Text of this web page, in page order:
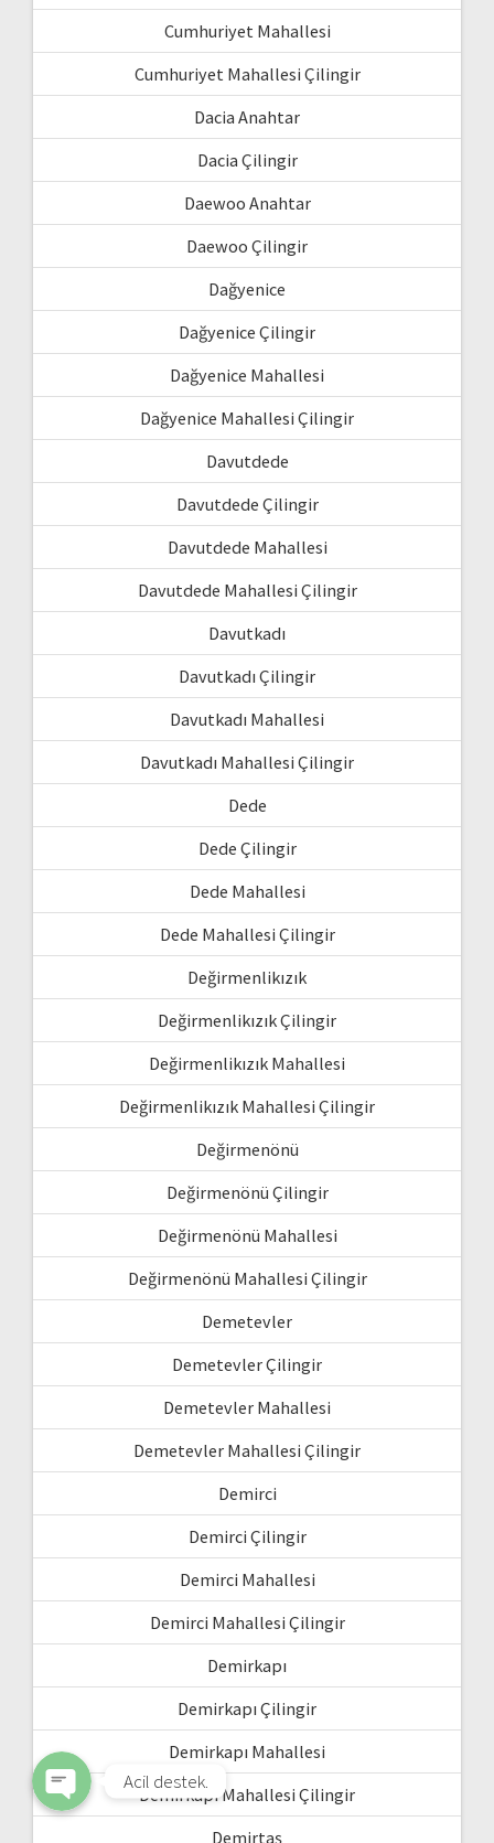
Cumhuriyet Mahallesi
Cumhuriyet Mahallesi Çilingir
Dacia Anahtar
Dacia Çilingir
Daewoo Anahtar
Daewoo Çilingir
Dağyenice
Dağyenice Çilingir
Dağyenice Mahallesi
Dağyenice Mahallesi Çilingir
Davutdede
Davutdede Çilingir
Davutdede Mahallesi
Davutdede Mahallesi Çilingir
Davutkadı
Davutkadı Çilingir
Davutkadı Mahallesi
Davutkadı Mahallesi Çilingir
Dede
Dede Çilingir
Dede Mahallesi
Dede Mahallesi Çilingir
Değirmenlikızık
Değirmenlikızık Çilingir
Değirmenlikızık Mahallesi
Değirmenlikızık Mahallesi Çilingir
Değirmenönü
Değirmenönü Çilingir
Değirmenönü Mahallesi
Değirmenönü Mahallesi Çilingir
Demetevler
Demetevler Çilingir
Demetevler Mahallesi
Demetevler Mahallesi Çilingir
Demirci
Demirci Çilingir
Demirci Mahallesi
Demirci Mahallesi Çilingir
Demirkapı
Demirkapı Çilingir
Demirkapı Mahallesi
Demirkapı Mahallesi Çilingir
Demirtaş
Phone
Acil destek.